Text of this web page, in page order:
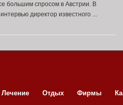
большим спросом в Австрии. В
директор известного ...
Лечение Отдых Фирмы